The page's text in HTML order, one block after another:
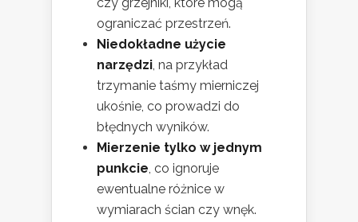
ograniczać przestrzeń.
Niedokładne użycie
narzędzi, na przykład
trzymanie taśmy mierniczej
ukośnie, co prowadzi do
błędnych wyników.
Mierzenie tylko w jednym
punkcie, co ignoruje
ewentualne różnice w
wymiarach ścian czy wnęk.